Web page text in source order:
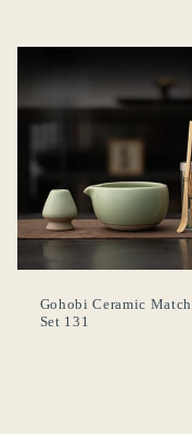
Gohobi Ceramic
Set 131